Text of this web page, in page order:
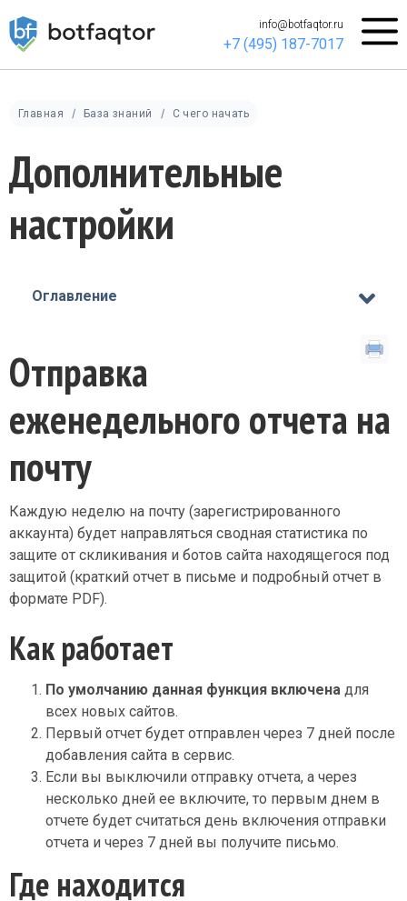
info@botfaqtor.ru
+7 (495) 187-7017
Главная База знаний С чего начать
Дополнительные
настройки
Оглавление
Отправка
еженедельного отчета на
почту
Каждую неделю на почту (зарегистрированного
аккаунта) будет направляться сводная статистика по
защите от скликивания и ботов сайта находящегося под
защитой (краткий отчет в письме и подробный отчет в
формате PDF).
Как работает
По умолчанию данная функция включена для
всех новых сайтов.
Первый отчет будет отправлен через 7 дней после
добавления сайта в сервис.
Если вы выключили отправку отчета, а через
несколько дней ее включите, то первым днем в
отчете будет считаться день включения отправки
отчета и через 7 дней вы получите письмо.
Где находится